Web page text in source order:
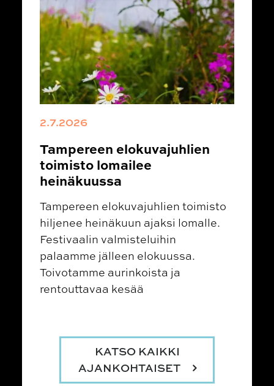
2.7.2026
Tampereen elokuvajuhlien
toimisto lomailee
heinäkuussa
Tampereen elokuvajuhlien toimisto
hiljenee heinäkuun ajaksi lomalle.
Festivaalin valmisteluihin
palaamme jälleen elokuussa.
Toivotamme aurinkoista ja
rentouttavaa kesää
KATSO KAIKKI
AJANKOHTAISET